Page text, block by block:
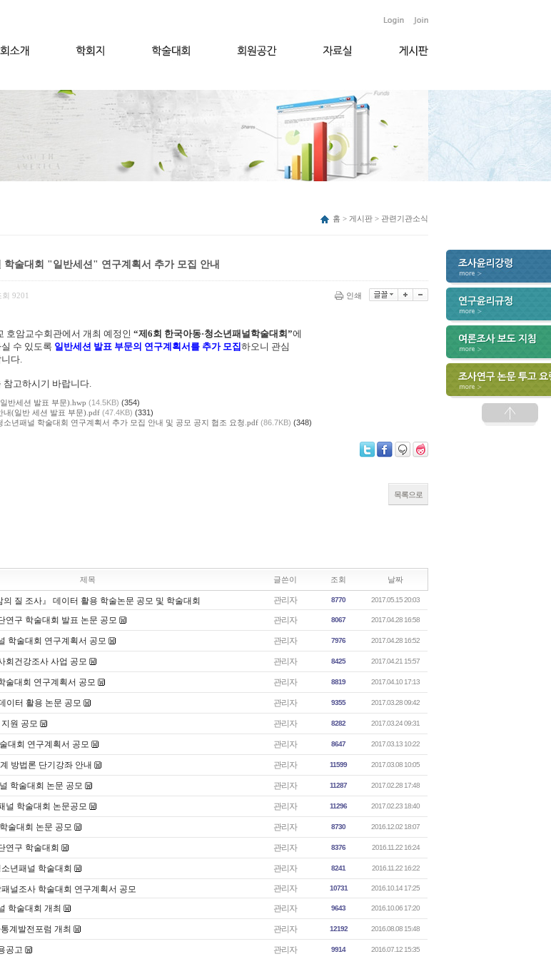
홈 > 게시판 > 관련기관소식
학술대회 "일반세션" 연구계획서 추가 모집 안내
회 9201 인쇄
호암교수회관에서 개최 예정인 “제6회 한국아동·청소년패널학술대회”에
수 있도록 일반세션 발표 부문의 연구계획서를 추가 모집하오니 관심
다.
참고하시기 바랍니다.
반세션 발표 부문).hwp (14.5KB) (354)
내(일반 세션 발표 부문).pdf (47.4KB) (331)
년패널 학술대회 연구계획서 추가 모집 안내 및 공모 공지 협조 요청.pdf (86.7KB) (348)
목록으로
제목 글쓴이 조회 날짜
질 조사』 데이터 활용 학술논문 공모 및 학술대회 관리자 8770 2017.05.15 20:03
연구 학술대회 발표 논문 공모 관리자 8067 2017.04.28 16:58
학술대회 연구계획서 공모 관리자 7976 2017.04.28 16:52
회건강조사 사업 공모 관리자 8425 2017.04.21 15:57
술대회 연구계획서 공모 관리자 8819 2017.04.10 17:13
이터 활용 논문 공모 관리자 9355 2017.03.28 09:42
원 공모 관리자 8282 2017.03.24 09:31
대회 연구계획서 공모 관리자 8647 2017.03.13 10:22
방법론 단기강좌 안내 관리자 11599 2017.03.08 10:05
학술대회 논문 공모 관리자 11287 2017.02.28 17:48
널 학술대회 논문공모 관리자 11296 2017.02.23 18:40
술대회 논문 공모 관리자 8730 2016.12.02 18:07
연구 학술대회 관리자 8376 2016.11.22 16:24
년패널 학술대회 관리자 8241 2016.11.22 16:22
널조사 학술대회 연구계획서 공모 관리자 10731 2016.10.14 17:25
학술대회 개최 관리자 9643 2016.10.06 17:20
계발전포럼 개최 관리자 12192 2016.08.08 15:48
공고 관리자 9914 2016.07.12 15:35